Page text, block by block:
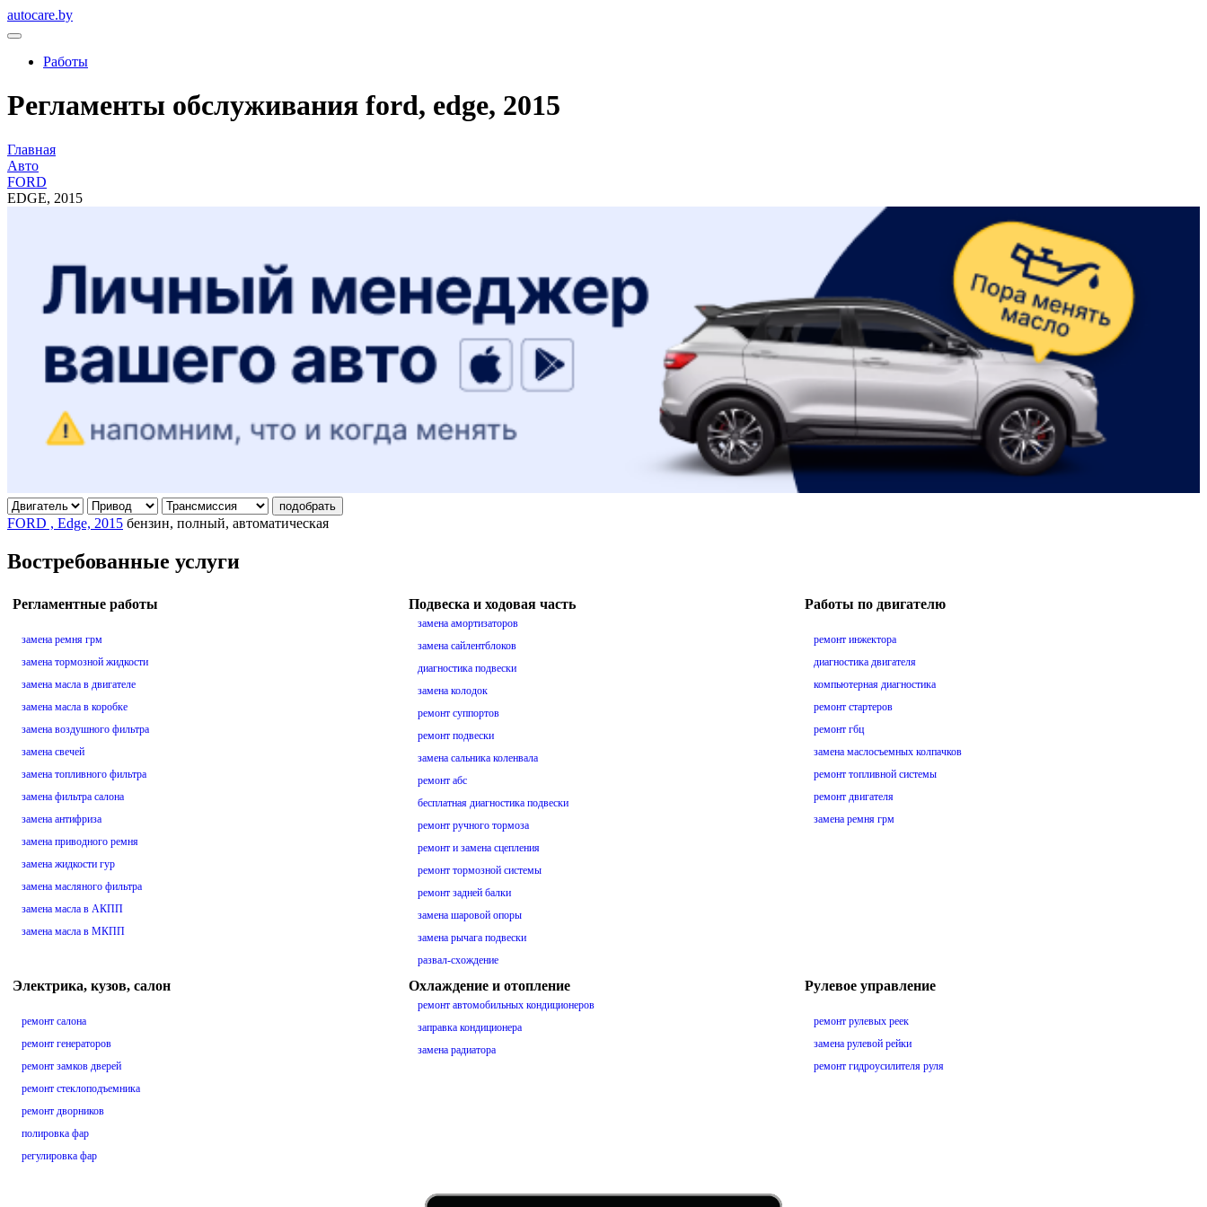
autocare.by
Работы
Регламенты обслуживания ford, edge, 2015
Главная
Авто
FORD
EDGE, 2015
подобрать
FORD , Edge, 2015 бензин, полный, автоматическая
Востребованные услуги
Регламентные работы
замена ремня грм
замена тормозной жидкости
замена масла в двигателе
замена масла в коробке
замена воздушного фильтра
замена свечей
замена топливного фильтра
замена фильтра салона
замена антифриза
замена приводного ремня
замена жидкости гур
замена масляного фильтра
замена масла в АКПП
замена масла в МКПП
Подвеска и ходовая часть
замена амортизаторов
замена сайлентблоков
диагностика подвески
замена колодок
ремонт суппортов
ремонт подвески
замена сальника коленвала
ремонт абс
бесплатная диагностика подвески
ремонт ручного тормоза
ремонт и замена сцепления
ремонт тормозной системы
ремонт задней балки
замена шаровой опоры
замена рычага подвески
развал-схождение
Работы по двигателю
ремонт инжектора
диагностика двигателя
компьютерная диагностика
ремонт стартеров
ремонт гбц
замена маслосъемных колпачков
ремонт топливной системы
ремонт двигателя
замена ремня грм
Электрика, кузов, салон
ремонт салона
ремонт генераторов
ремонт замков дверей
ремонт стеклоподъемника
ремонт дворников
полировка фар
регулировка фар
Охлаждение и отопление
ремонт автомобильных кондиционеров
заправка кондиционера
замена радиатора
Рулевое управление
ремонт рулевых реек
замена рулевой рейки
ремонт гидроусилителя руля